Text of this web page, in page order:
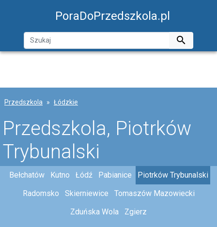
PoraDoPrzedszkola.pl

Przedszkola Łódzkie
Przedszkola, Piotrków
Trybunalski
Bełchatów Kutno Łódź Pabianice
Piotrków Trybunalski
Radomsko
Skierniewice
Tomaszów Mazowiecki
Zduńska Wola
Zgierz